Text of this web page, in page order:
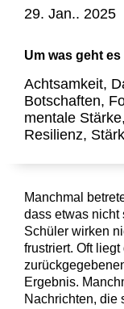
29. Jan.. 2025
Um was geht
Achtsamkeit,
Botschaften,
mentale Stärke,
Resilienz,
Manchmal
dass etwas nicht
Schüler wirken
frustriert. Oft
Ergebnis.
Nachrichten, die